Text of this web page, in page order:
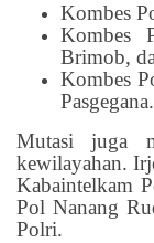
Kombes
Kombes
Brimob,
Kombes
Pasgegana.
Mutasi juga
kewilayahan.
Kabaintelkam
Pol Nanang
Polri.